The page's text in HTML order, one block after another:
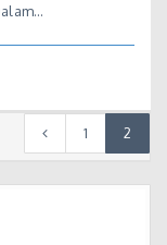
1 2